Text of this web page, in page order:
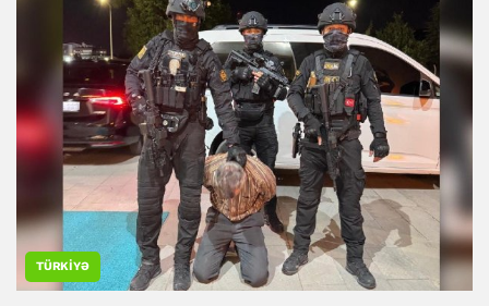
TÜRKIYƏ